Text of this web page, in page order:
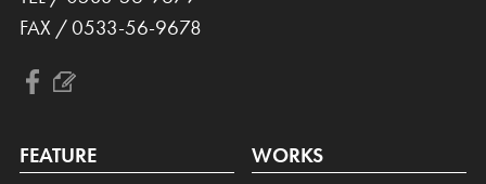
FAX / 0533-56-9678
FEATURE WORKS